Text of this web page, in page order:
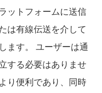
ットフォームに送信
は有線伝送を介して
ます。 ユーザーは通
する必要はありませ
り便利であり、同時